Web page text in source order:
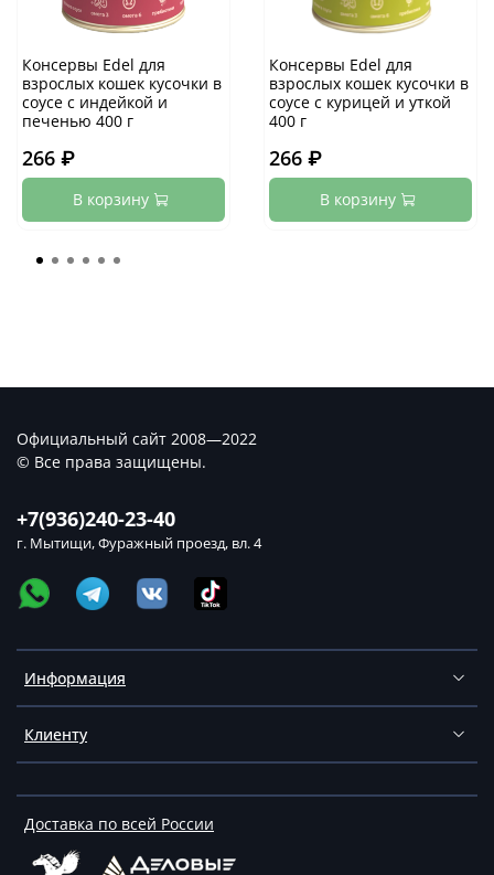
Консервы Edel для
взрослых кошек кусочки в
соусе с индейкой и
печенью 400 г
266 ₽
В корзину
Консервы Edel для
взрослых кошек кусочки в
соусе с курицей и уткой
400 г
266 ₽
В корзину
Информация
Клиенту
Доставка по всей России
+7(936)240-23-40
г. Мытищи, Фуражный проезд, вл. 4
Официальный сайт 2008—2022
© Все права защищены.